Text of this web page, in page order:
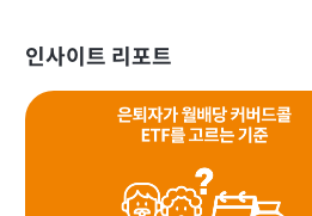
인사이트 리포트